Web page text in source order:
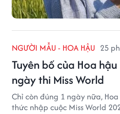
NGƯỜI MẪU - HOA HẬU 25
Tuyên bố của Hoa
ngày thi Miss World
Chỉ còn đúng 1 ngày nữa,
thức nhập cuộc Miss World